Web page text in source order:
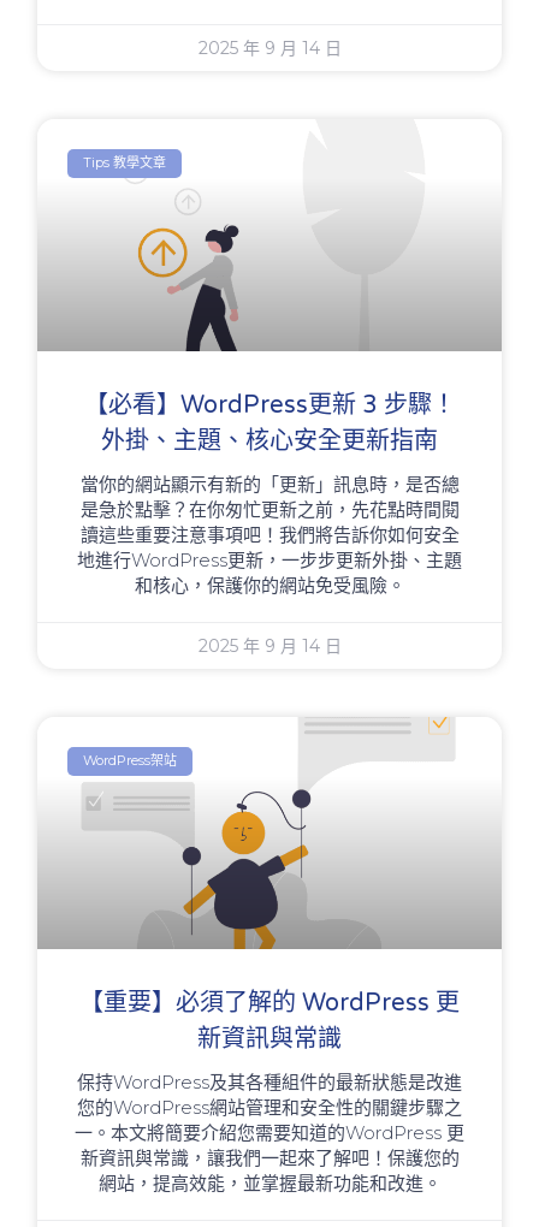
2025 年 9 月 14 日
Tips 教學文章
【必看】WordPress更新 3 步驟！
外掛、主題、核心安全更新指南
當你的網站顯示有新的「更新」訊息時，是否總
是急於點擊？在你匆忙更新之前，先花點時間閱
讀這些重要注意事項吧！我們將告訴你如何安全
地進行WordPress更新，一步步更新外掛、主題
和核心，保護你的網站免受風險。
2025 年 9 月 14 日
WordPress架站
【重要】必須了解的 WordPress 更
新資訊與常識
保持WordPress及其各種組件的最新狀態是改進
您的WordPress網站管理和安全性的關鍵步驟之
一。本文將簡要介紹您需要知道的WordPress 更
新資訊與常識，讓我們一起來了解吧！保護您的
網站，提高效能，並掌握最新功能和改進。